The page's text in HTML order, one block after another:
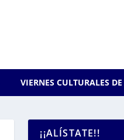
VIERNES CULTURALES
¡¡ALÍSTATE!!